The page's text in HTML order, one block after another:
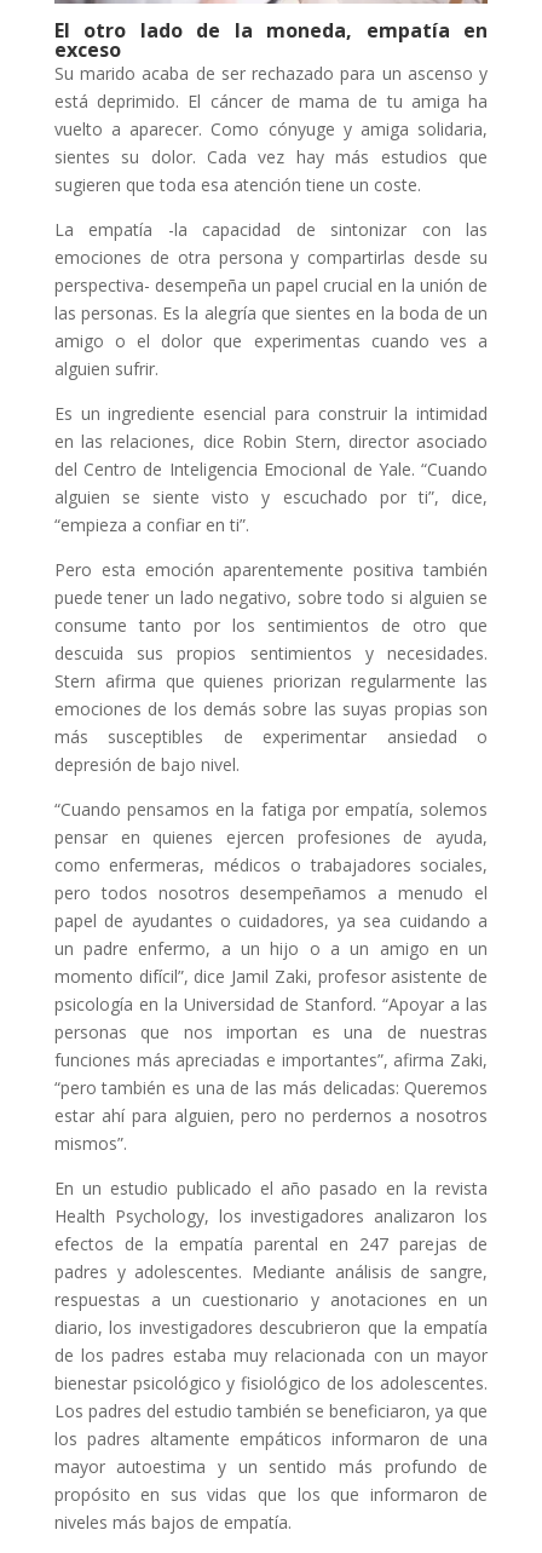
El otro lado de la moneda, empatía en
exceso
Su marido acaba de ser rechazado para un ascenso y
está deprimido. El cáncer de mama de tu amiga ha
vuelto a aparecer. Como cónyuge y amiga solidaria,
sientes su dolor. Cada vez hay más estudios que
sugieren que toda esa atención tiene un coste.
La empatía -la capacidad de sintonizar con las
emociones de otra persona y compartirlas desde su
perspectiva- desempeña un papel crucial en la unión de
las personas. Es la alegría que sientes en la boda de un
amigo o el dolor que experimentas cuando ves a
alguien sufrir.
Es un ingrediente esencial para construir la intimidad
en las relaciones, dice Robin Stern, director asociado
del Centro de Inteligencia Emocional de Yale. “Cuando
alguien se siente visto y escuchado por ti”, dice,
“empieza a confiar en ti”.
Pero esta emoción aparentemente positiva también
puede tener un lado negativo, sobre todo si alguien se
consume tanto por los sentimientos de otro que
descuida sus propios sentimientos y necesidades.
Stern afirma que quienes priorizan regularmente las
emociones de los demás sobre las suyas propias son
más susceptibles de experimentar ansiedad o
depresión de bajo nivel.
“Cuando pensamos en la fatiga por empatía, solemos
pensar en quienes ejercen profesiones de ayuda,
como enfermeras, médicos o trabajadores sociales,
pero todos nosotros desempeñamos a menudo el
papel de ayudantes o cuidadores, ya sea cuidando a
un padre enfermo, a un hijo o a un amigo en un
momento difícil”, dice Jamil Zaki, profesor asistente de
psicología en la Universidad de Stanford. “Apoyar a las
personas que nos importan es una de nuestras
funciones más apreciadas e importantes”, afirma Zaki,
“pero también es una de las más delicadas: Queremos
estar ahí para alguien, pero no perdernos a nosotros
mismos”.
En un estudio publicado el año pasado en la revista
Health Psychology, los investigadores analizaron los
efectos de la empatía parental en 247 parejas de
padres y adolescentes. Mediante análisis de sangre,
respuestas a un cuestionario y anotaciones en un
diario, los investigadores descubrieron que la empatía
de los padres estaba muy relacionada con un mayor
bienestar psicológico y fisiológico de los adolescentes.
Los padres del estudio también se beneficiaron, ya que
los padres altamente empáticos informaron de una
mayor autoestima y un sentido más profundo de
propósito en sus vidas que los que informaron de
niveles más bajos de empatía.